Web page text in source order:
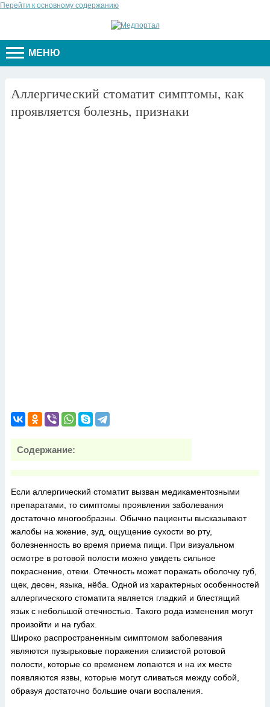
Перейти к основному содержанию
МЕНЮ
Аллергический стоматит симптомы, как
проявляется болезнь, признаки
Содержание:
Если аллергический стоматит вызван медикаментозными
препаратами, то симптомы проявления заболевания
достаточно многообразны. Обычно пациенты высказывают
жалобы на жжение, зуд, ощущение сухости во рту,
болезненность во время приема пищи. При визуальном
осмотре в ротовой полости можно увидеть сильное
покраснение, отеки. Отечность может поражать оболочку губ,
щек, десен, языка, нёба. Одной из характерных особенностей
аллергического стоматита является гладкий и блестящий
язык с небольшой отечностью. Такого рода изменения могут
произойти и на губах.
Широко распространенным симптомом заболевания
являются пузырьковые поражения слизистой ротовой
полости, которые со временем лопаются и на их месте
появляются язвы, которые могут сливаться между собой,
образуя достаточно большие очаги воспаления.